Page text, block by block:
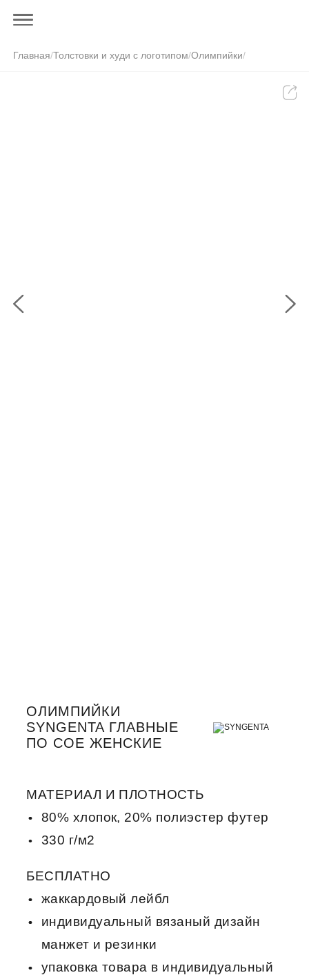
Главная/Толстовки и худи с логотипом/Олимпийки/
ОЛИМПИЙКИ
SYNGENTA ГЛАВНЫЕ
ПО СОЕ ЖЕНСКИЕ
МАТЕРИАЛ И ПЛОТНОСТЬ
80% хлопок, 20% полиэстер футер
330 г/м2
БЕСПЛАТНО
жаккардовый лейбл
индивидуальный вязаный дизайн
манжет и резинки
упаковка товара в индивидуальный